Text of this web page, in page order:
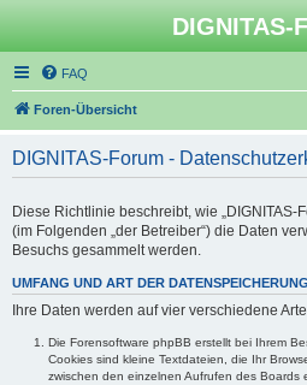
DIGNITAS-
FAQ
Foren-Übersicht
DIGNITAS-Forum -
Diese Richtlinie beschreibt, wie „DIGNITAS-
(im Folgenden „der Betreiber“) die Daten
Besuchs gesammelt werden.
UMFANG UND ART DER DATENSPEICHERUNG
Ihre Daten werden auf vier verschiedene
Die Forensoftware phpBB erstellt bei Ihrem
Cookies sind kleine Textdateien, die Ihr
zwischen den einzelnen Aufrufen des Boards